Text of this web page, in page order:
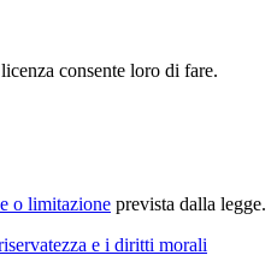
consente loro di fare.
o limitazione prevista dalla legge.
e i diritti morali